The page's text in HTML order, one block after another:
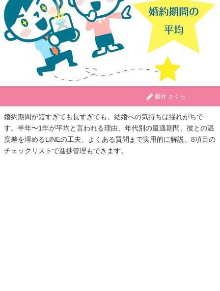
藤井 さくら
婚約期間が短すぎても長すぎても、結婚への気持ちは揺れがちで
す。半年〜1年が平均と言われる理由、年代別の最適期間、彼との温
度差を埋めるLINEの工夫、よくある質問まで実用的に解説。8項目の
チェックリストで進捗管理もできます。